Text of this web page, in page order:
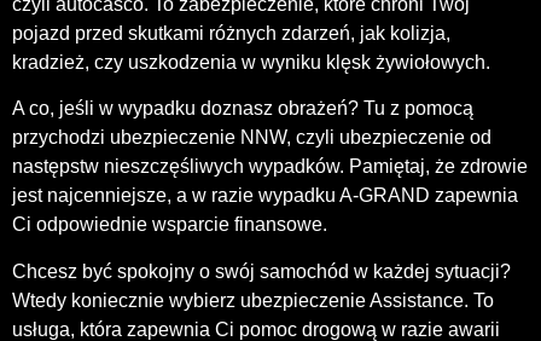
czyli autocasco. To zabezpieczenie, które chroni Twój
pojazd przed skutkami różnych zdarzeń, jak kolizja,
kradzież, czy uszkodzenia w wyniku klęsk żywiołowych.
A co, jeśli w wypadku doznasz obrażeń? Tu z pomocą
przychodzi ubezpieczenie NNW, czyli ubezpieczenie od
następstw nieszczęśliwych wypadków. Pamiętaj, że zdrowie
jest najcenniejsze, a w razie wypadku A-GRAND zapewnia
Ci odpowiednie wsparcie finansowe.
Chcesz być spokojny o swój samochód w każdej sytuacji?
Wtedy koniecznie wybierz ubezpieczenie Assistance. To
usługa, która zapewnia Ci pomoc drogową w razie awarii